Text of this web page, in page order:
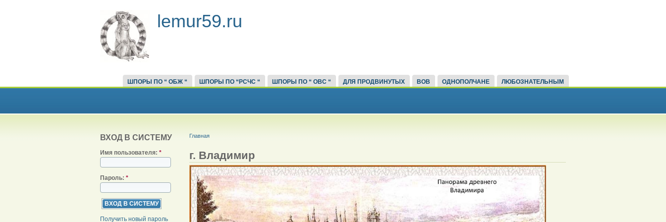
lemur59.ru
ШПОРЫ ПО “ ОБЖ “ ШПОРЫ ПО “РСЧС “ ШПОРЫ ПО “ ОВС “ ДЛЯ ПРОДВИНУТЫХ ВОВ ОДНОПОЛЧАНЕ ЛЮБОЗНАТЕЛЬНЫМ
ВХОД В СИСТЕМУ
Имя пользователя: *
Пароль: *
Получить новый пароль
Главная
г. Владимир